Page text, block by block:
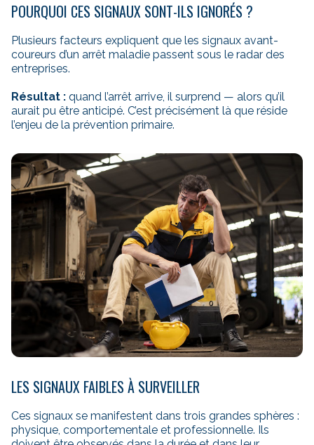
POURQUOI CES SIGNAUX SONT-ILS IGNORÉS ?
Plusieurs facteurs expliquent que les signaux avant-
coureurs d’un arrêt maladie passent sous le radar des
entreprises.
Résultat : quand l’arrêt arrive, il surprend — alors qu’il
aurait pu être anticipé. C’est précisément là que réside
l’enjeu de la prévention primaire.
LES SIGNAUX FAIBLES À SURVEILLER
Ces signaux se manifestent dans trois grandes sphères :
physique, comportementale et professionnelle. Ils